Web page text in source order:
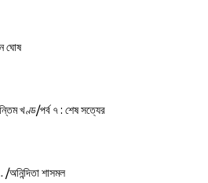
ঘোষ
খণ্ড/পর্ব ৭ : শেষ সত্যের
/অনিন্দিতা শাসমল